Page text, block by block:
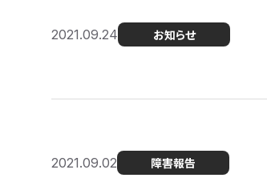
2021.09.24 お知らせ
2021.09.02 障害報告